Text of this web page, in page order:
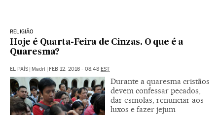
RELIGIÃO
Hoje é Quarta-Feira de Cinzas. O que é a
Quaresma?
EL PAÍS Madri FEB 12, 2016 - 08:48 EST
Durante a quaresma cristãos
devem confessar pecados,
dar esmolas, renunciar aos
luxos e fazer jejum